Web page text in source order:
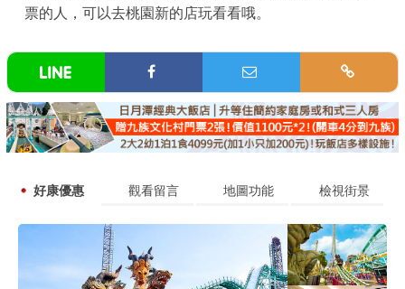
票的人，可以去桃園新的店玩看看哦。
好康優惠 觀看留言 地圖功能 檢視街景